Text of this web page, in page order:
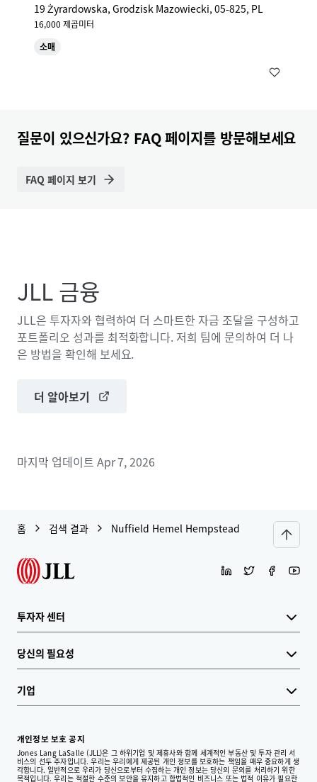
19 Żyrardowska, Grodzisk Mazowiecki, 05-825, PL
16,000 제곱미터
소매
질문이 있으신가요? FAQ 페이지를 방문해보세요
FAQ 페이지 보기
JLL 금융
JLL은 투자자와 협력하여 더 스마트한 자금 조달을 구성하고
포트폴리오 성과를 최적화합니다. 저희 팀에 문의하여 더 나
은 방법을 확인해 보세요.
더 알아보기
마지막 업데이트 Apr 7, 2026
홈 검색 결과 Nuffield Hemel Hempstead
투자자 센터
당신의 필요성
기업
개인정보 보호 공지
Jones Lang LaSalle (JLL)은 그 하위기업 및 제휴사와 함께 세계적인 부동산 및 투자 관리 서
비스의 선두 주자입니다. 우리는 우리에게 제공된 개인 정보를 보호하는 책임을 매우 중요하게 생
각합니다. 일반적으로 우리가 당신으로부터 수집하는 개인 정보는 당신의 문의를 처리하기 위한
목적입니다. 우리는 적절한 수준의 보안을 유지하고 합법적인 비즈니스 또는 법적 이유가 필요한